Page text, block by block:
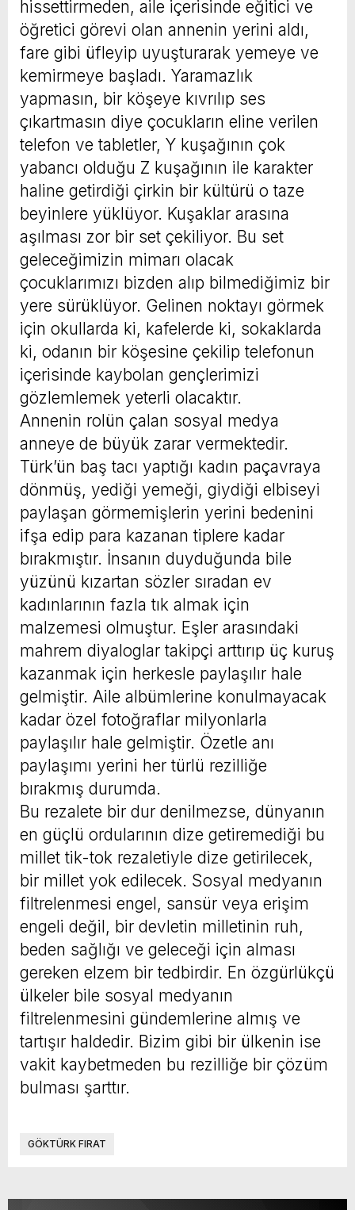
hissettirmeden, aile içerisinde eğitici ve
öğretici görevi olan annenin yerini aldı,
fare gibi üfleyip uyuşturarak yemeye ve
kemirmeye başladı. Yaramazlık
yapmasın, bir köşeye kıvrılıp ses
çıkartmasın diye çocukların eline verilen
telefon ve tabletler, Y kuşağının çok
yabancı olduğu Z kuşağının ile karakter
haline getirdiği çirkin bir kültürü o taze
beyinlere yüklüyor. Kuşaklar arasına
aşılması zor bir set çekiliyor. Bu set
geleceğimizin mimarı olacak
çocuklarımızı bizden alıp bilmediğimiz bir
yere sürüklüyor. Gelinen noktayı görmek
için okullarda ki, kafelerde ki, sokaklarda
ki, odanın bir köşesine çekilip telefonun
içerisinde kaybolan gençlerimizi
gözlemlemek yeterli olacaktır.
Annenin rolün çalan sosyal medya
anneye de büyük zarar vermektedir.
Türk’ün baş tacı yaptığı kadın paçavraya
dönmüş, yediği yemeği, giydiği elbiseyi
paylaşan görmemişlerin yerini bedenini
ifşa edip para kazanan tiplere kadar
bırakmıştır. İnsanın duyduğunda bile
yüzünü kızartan sözler sıradan ev
kadınlarının fazla tık almak için
malzemesi olmuştur. Eşler arasındaki
mahrem diyaloglar takipçi arttırıp üç kuruş
kazanmak için herkesle paylaşılır hale
gelmiştir. Aile albümlerine konulmayacak
kadar özel fotoğraflar milyonlarla
paylaşılır hale gelmiştir. Özetle anı
paylaşımı yerini her türlü rezilliğe
bırakmış durumda.
Bu rezalete bir dur denilmezse, dünyanın
en güçlü ordularının dize getiremediği bu
millet tik-tok rezaletiyle dize getirilecek,
bir millet yok edilecek. Sosyal medyanın
filtrelenmesi engel, sansür veya erişim
engeli değil, bir devletin milletinin ruh,
beden sağlığı ve geleceği için alması
gereken elzem bir tedbirdir. En özgürlükçü
ülkeler bile sosyal medyanın
filtrelenmesini gündemlerine almış ve
tartışır haldedir. Bizim gibi bir ülkenin ise
vakit kaybetmeden bu rezilliğe bir çözüm
bulması şarttır.
GÖKTÜRK FIRAT